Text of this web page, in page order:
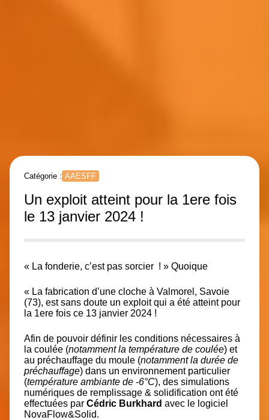
Catégorie : AAESFF
Un exploit atteint pour la 1ere fois
le 13 janvier 2024 !
« La fonderie, c’est pas sorcier ! » Quoique
« La fabrication d’une cloche à Valmorel, Savoie
(73), est sans doute un exploit qui a été atteint pour
la 1ere fois ce 13 janvier 2024 !
Afin de pouvoir définir les conditions nécessaires à
la coulée (notamment la température de coulée) et
au préchauffage du moule (notamment la durée de
préchauffage) dans un environnement particulier
(température ambiante de -6°C), des simulations
numériques de remplissage & solidification ont été
effectuées par Cédric Burkhard avec le logiciel
NovaFlow&Solid.